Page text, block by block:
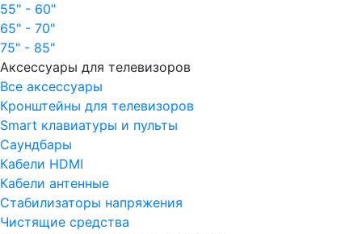
55" - 60"
65" - 70"
75" - 85"
Аксессуары для телевизоров
Все аксессуары
Кронштейны для телевизоров
Smart клавиатуры и пульты
Саундбары
Кабели HDMI
Кабели антенные
Стабилизаторы напряжения
Чистящие средства